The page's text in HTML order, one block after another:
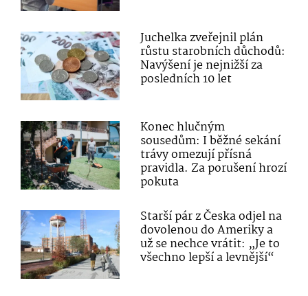
Juchelka zveřejnil plán
růstu starobních důchodů:
Navýšení je nejnižší za
posledních 10 let
Konec hlučným
sousedům: I běžné sekání
trávy omezují přísná
pravidla. Za porušení hrozí
pokuta
Starší pár z Česka odjel na
dovolenou do Ameriky a
už se nechce vrátit: „Je to
všechno lepší a levnější“